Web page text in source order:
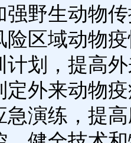
强野生动物
险区域动物
计划，提高
定外来动物
急演练，提